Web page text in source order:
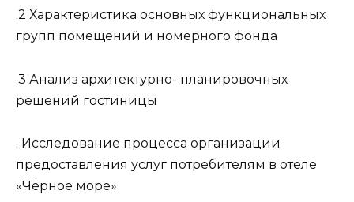
.2 Характеристика основных функциональных
групп помещений и номерного фонда
.3 Анализ архитектурно- планировочных
решений гостиницы
. Исследование процесса организации
предоставления услуг потребителям в отеле
«Чёрное море»